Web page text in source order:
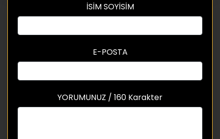
İSİM SOYİSİM
E-POSTA
YORUMUNUZ / 160 Karakter